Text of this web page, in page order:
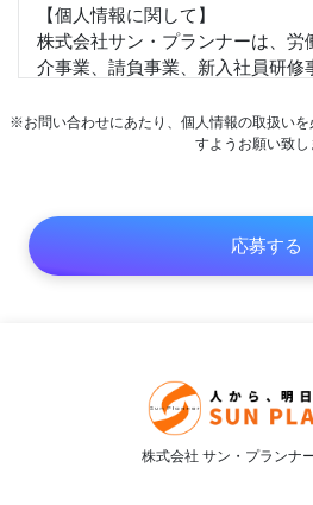
【個人情報に関して】
株式会社サン・プランナーは、労
介事業、請負事業、新入社員研修
定個人情報等を保護することは重
します。以下の通り個人情報及び
1）個人情報及び特定個人情報等
従業者の雇用・人事管理上必要な
手段で取得、提供します。また、
は個人情報の紛失、破壊、改ざん
クに関して教育、監査、改善を通
を講じ、個人情報及び特定個人情
向上します。
※お問い合わせにあたり、個人情報の取扱いを
すようお願い致し
株式会社 サン・プランナ